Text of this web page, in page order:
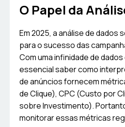
O Papel da
Em 2025, a análise de dados
para o sucesso das
Com uma infinidade de
essencial saber como
de anúncios fornecem
de Clique), CPC (Custo por
sobre Investimento).
monitorar essas métricas